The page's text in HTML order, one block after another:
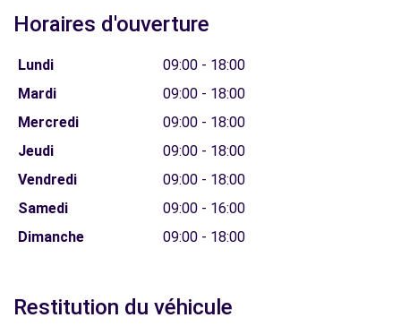
Horaires d'ouverture
Lundi
09:00 - 18:00
Mardi
09:00 - 18:00
Mercredi
09:00 - 18:00
Jeudi
09:00 - 18:00
Vendredi
09:00 - 18:00
Samedi
09:00 - 16:00
Dimanche
09:00 - 18:00
Restitution du véhicule